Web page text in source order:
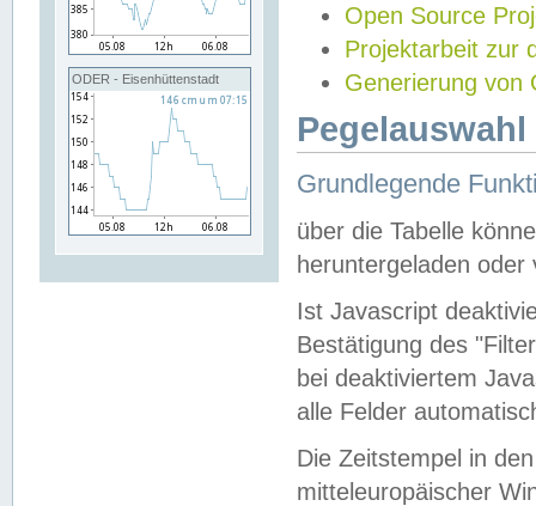
ODER - Eisenhüttenstadt
Open Source
Projektarbeit zur
Generierung von
Grundlegende
über die Tabelle
heruntergeladen oder
Ist Javascript
Bestätigung des
bei deaktiviertem
alle Felder
Die Zeitstempel in
mitteleuropäischer